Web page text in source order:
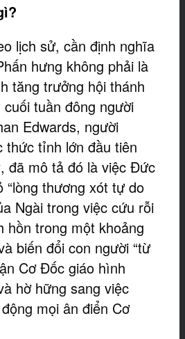
lịch sử, cần định nghĩa
hưng không phải là
tăng trưởng hội thánh
tuần đông người
Edwards, người
thức tỉnh lớn đầu tiên
đã mô tả đó là việc Đức
“lòng thương xót tự do
Ngài trong việc cứu rỗi
hồn trong một khoảng
biến đổi con người “từ
Cơ Đốc giáo hình
hờ hững sang việc
mọi ân điển Cơ